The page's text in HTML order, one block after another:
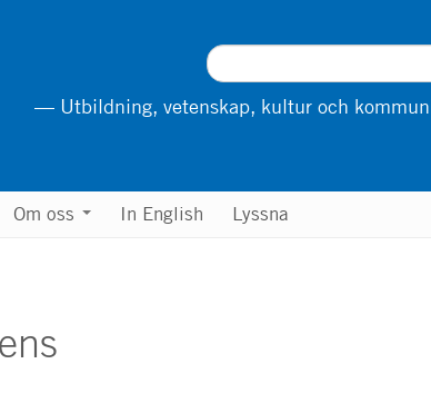
— Utbildning, vetenskap, kultur och
Om oss In English Lyssna